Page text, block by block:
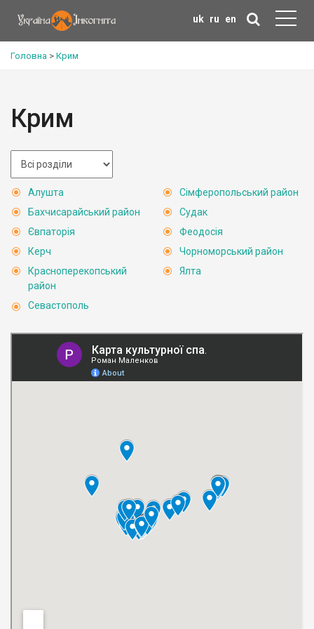
uk ru en
Головна > Крим
Крим
Алушта
Бахчисарайський район
Євпаторія
Керч
Красноперекопський
район
Севастополь
Сімферопольський район
Судак
Феодосія
Чорноморський район
Ялта